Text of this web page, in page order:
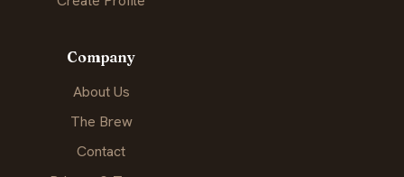
Company
About Us
The Brew
Contact